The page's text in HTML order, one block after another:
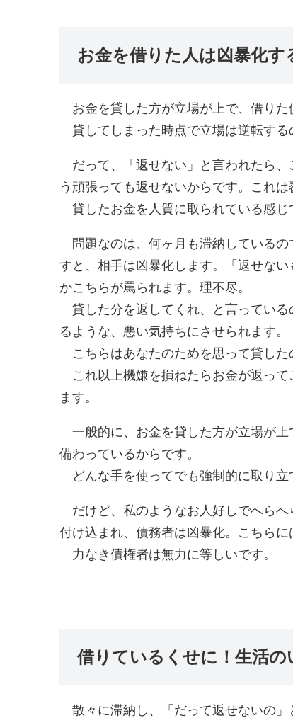
お金を借りた人は凶暴化す
お金を貸した方が立場が上で、借りた
貸してしまった時点で立場は逆転する
だって、「返せない」と言われたら、
う頑張っても返せないからです。これは
貸したお金を人質に取られている感じ
問題なのは、何ヶ月も滞納しているの
すと、相手は凶暴化します。「返せな
かこちらが罵られます。理不尽。
貸した分を返してくれ、と言っている
るような、悪い気持ちにさせられます。
こちらはあなたのためを思って貸した
これ以上機嫌を損ねたらお金が返って
ます。
一般的に、お金を貸した方が立場が上
備わっているからです。
どんな手を使ってでも強制的に取り立
だけど、私のようなお人好しでへらへ
付け込まれ、債務者は凶暴化。こちらに
力なき債権者は無力に等しいです。
借りているくせに！生活の
散々に滞納し、「だって返せないの」